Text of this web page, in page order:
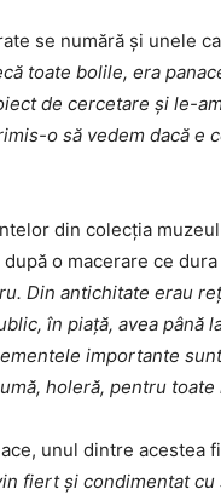
se numără şi unele
toate bolile, era
de cercetare şi le-
o să vedem dacă e
din colecția
o macerare ce dura
Din antichitate erau
în piaţă, avea
importante
holeră, pentru toate
unul dintre acestea
fiert şi condimentat